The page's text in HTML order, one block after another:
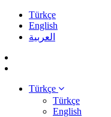
Türkçe
English
العربية
Türkçe
Türkçe
English